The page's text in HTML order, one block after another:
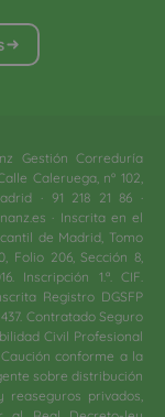
Gestión Correduría
Caleruega, nº 102,
· 91 218 21 86 ·
· Inscrita en el
de Madrid, Tomo
Folio 206, Sección 8,
Inscripción 1.ª. CIF.
Registro DGSFP
Contratado Seguro
Civil Profesional
conforme a la
sobre distribución
reaseguros privados,